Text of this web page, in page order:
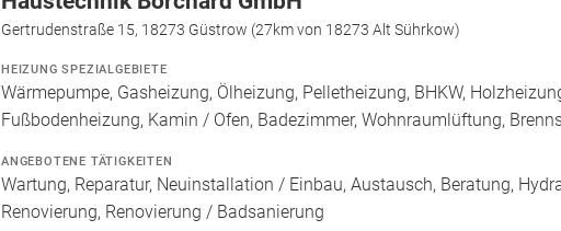
Gertrudenstraße 15, 18273 Güstrow (27km von 18273 Alt Sührkow)
HEIZUNG SPEZIALGEBIETE
Wärmepumpe, Gasheizung, Ölheizung, Pelletheizung, BHKW,
Fußbodenheizung, Kamin / Ofen, Badezimmer, Wohnraumlüftung,
ANGEBOTENE TÄTIGKEITEN
Wartung, Reparatur, Neuinstallation / Einbau, Austausch, Beratung,
Renovierung, Renovierung / Badsanierung